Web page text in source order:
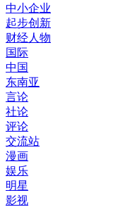
中小企业
起步创新
财经人物
国际
中国
东南亚
言论
社论
评论
交流站
漫画
娱乐
明星
影视